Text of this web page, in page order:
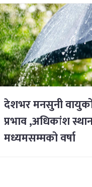
देशभर मनसुनी
प्रभाव ,अधिकांश
मध्यमसम्मको वर्षा